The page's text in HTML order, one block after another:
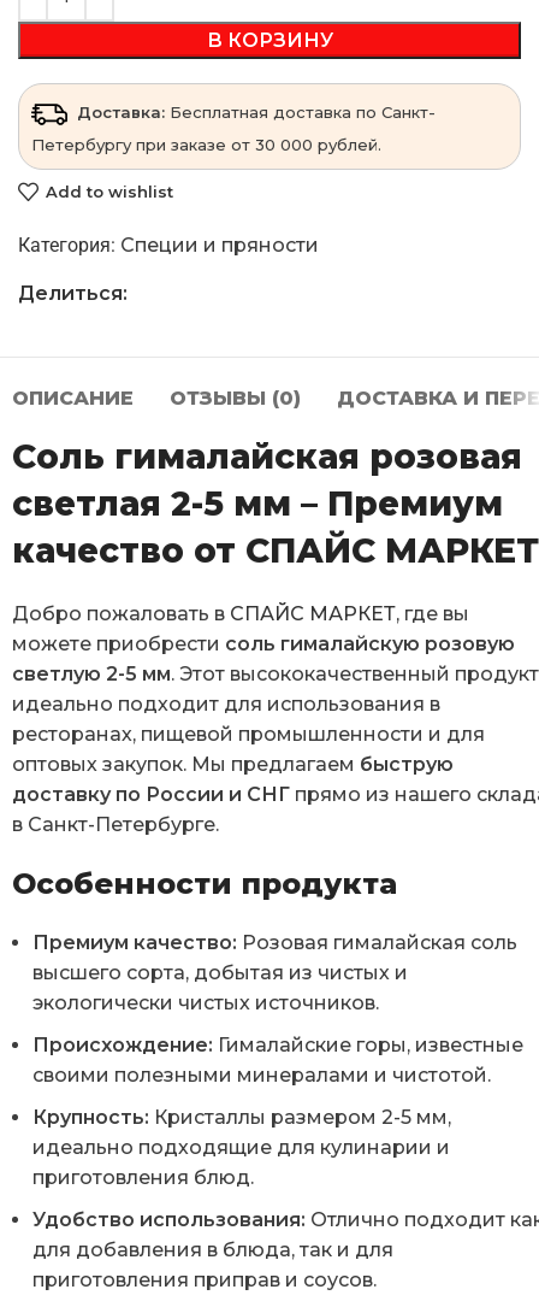
В КОРЗИНУ
Доставка: Бесплатная доставка по Санкт-
Петербургу при заказе от 30 000 рублей.
Add to wishlist
Категория: Специи и пряности
Делиться:
ОПИСАНИЕ ОТЗЫВЫ (0) ДОСТАВКА И
Соль гималайская розовая
светлая 2-5 мм – Премиум
качество от СПАЙС МАРКЕТ
Добро пожаловать в СПАЙС МАРКЕТ, где вы
можете приобрести соль гималайскую розовую
светлую 2-5 мм. Этот высококачественный продукт
идеально подходит для использования в
ресторанах, пищевой промышленности и для
оптовых закупок. Мы предлагаем быструю
доставку по России и СНГ прямо из нашего
в Санкт-Петербурге.
Особенности продукта
Премиум качество: Розовая гималайская соль
высшего сорта, добытая из чистых и
экологически чистых источников.
Происхождение: Гималайские горы, известные
своими полезными минералами и чистотой.
Крупность: Кристаллы размером 2-5 мм,
идеально подходящие для кулинарии и
приготовления блюд.
Удобство использования: Отлично подходит
для добавления в блюда, так и для
приготовления приправ и соусов.